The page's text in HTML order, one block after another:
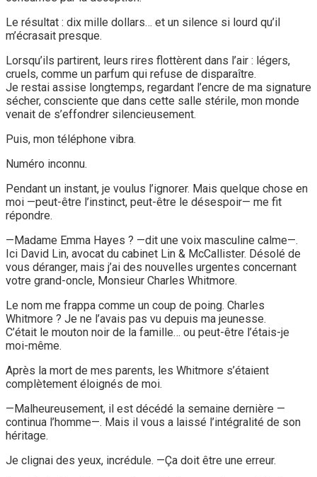
Le résultat : dix mille dollars… et un silence si lourd qu’il
m’écrasait presque.
Lorsqu’ils partirent, leurs rires flottèrent dans l’air : légers,
cruels, comme un parfum qui refuse de disparaître.
Je restai assise longtemps, regardant l’encre de ma signature
sécher, consciente que dans cette salle stérile, mon monde
venait de s’effondrer silencieusement.
Puis, mon téléphone vibra.
Numéro inconnu.
Pendant un instant, je voulus l’ignorer. Mais quelque chose en
moi —peut-être l’instinct, peut-être le désespoir— me fit
répondre.
—Madame Emma Hayes ? —dit une voix masculine calme—.
Ici David Lin, avocat du cabinet Lin & McCallister. Désolé de
vous déranger, mais j’ai des nouvelles urgentes concernant
votre grand-oncle, Monsieur Charles Whitmore.
Le nom me frappa comme un coup de poing. Charles
Whitmore ? Je ne l’avais pas vu depuis ma jeunesse.
C’était le mouton noir de la famille… ou peut-être l’étais-je
moi-même.
Après la mort de mes parents, les Whitmore s’étaient
complètement éloignés de moi.
—Malheureusement, il est décédé la semaine dernière —
continua l’homme—. Mais il vous a laissé l’intégralité de son
héritage.
Je clignai des yeux, incrédule. —Ça doit être une erreur.